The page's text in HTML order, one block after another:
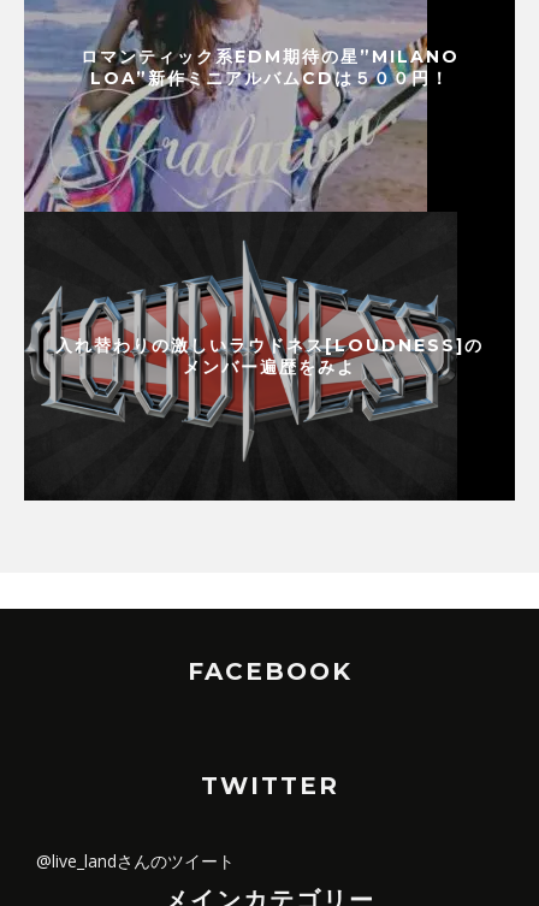
ロマンティック系EDM期待の星”MILANO
LOA”新作ミニアルバムCDは５００円！
入れ替わりの激しいラウドネス[LOUDNESS]の
メンバー遍歴をみよ
FACEBOOK
TWITTER
@live_landさんのツイート